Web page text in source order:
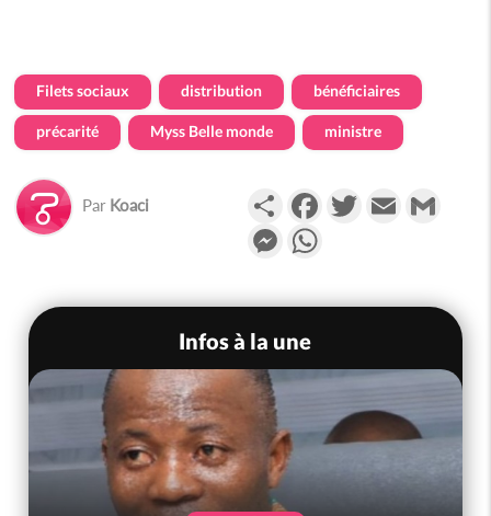
Filets sociaux distribution bénéficiaires
précarité Myss Belle monde ministre
Par Koaci PartagerFacebookTwitterEmail
Messenger
Infos à la une